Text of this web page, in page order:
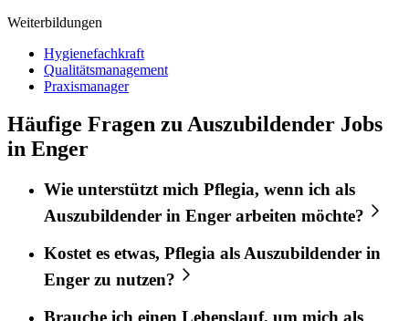
Weiterbildungen
Hygienefachkraft
Qualitätsmanagement
Praxismanager
Häufige Fragen zu Auszubildender Jobs
in Enger
Wie unterstützt mich Pflegia, wenn ich als
Auszubildender in Enger arbeiten möchte?
Kostet es etwas, Pflegia als Auszubildender in
Enger zu nutzen?
Brauche ich einen Lebenslauf, um mich als